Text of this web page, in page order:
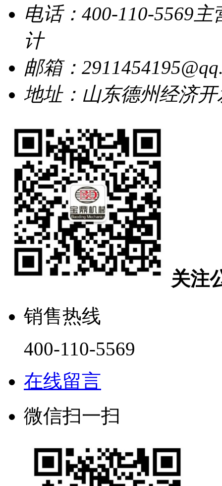
电话：400-110-5569 主
计
邮箱：
地址：山东德州经济
关注
销售热线
400-110-5569
在线留言
微信扫一扫